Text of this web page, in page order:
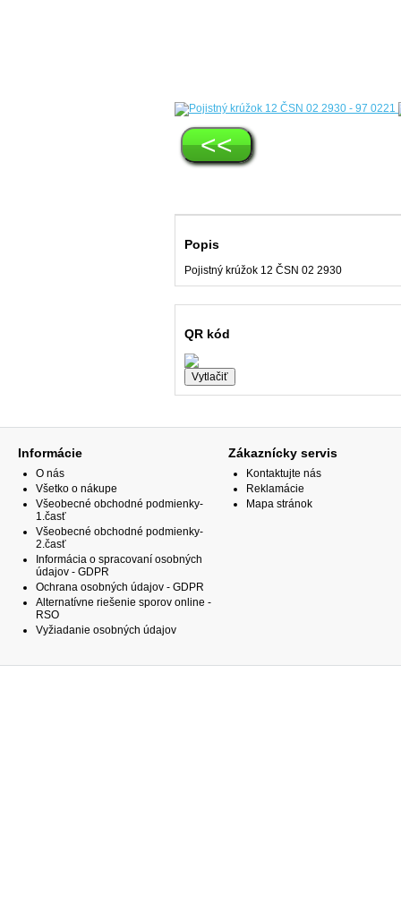
<<
Popis
Pojistný krúžok 12 ČSN 02 2930
QR kód
Informácie
O nás
Všetko o nákupe
Všeobecné obchodné podmienky-
1.časť
Všeobecné obchodné podmienky-
2.časť
Informácia o spracovaní osobných
údajov - GDPR
Ochrana osobných údajov - GDPR
Alternatívne riešenie sporov online -
RSO
Vyžiadanie osobných údajov
Zákaznícky servis
Kontaktujte nás
Reklamácie
Mapa stránok